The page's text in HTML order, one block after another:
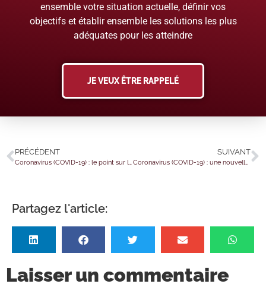
ensemble votre situation actuelle, définir vos
objectifs et établir ensemble les solutions les plus
adéquates pour les atteindre
JE VEUX ÊTRE RAPPELÉ
PRÉCÉDENT
Coronavirus (COVID-19) : le point sur la nouvelle aide à destination des entreprises multi-activités
SUIVANT
Coronavirus (COVID-19) : une nouvelle aide (temporaire) au paiement des cotisations sociales
Partagez l'article:
Laisser un commentaire